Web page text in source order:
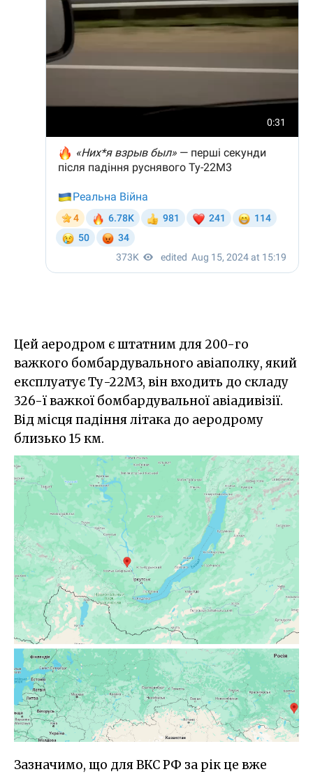
Цей аеродром є штатним для 200-го
важкого бомбардувального авіаполку, який
експлуатує Ту-22М3, він входить до складу
326-ї важкої бомбардувальної авіадивізії.
Від місця падіння літака до аеродрому
близько 15 км.
Зазначимо, що для ВКС РФ за рік це вже